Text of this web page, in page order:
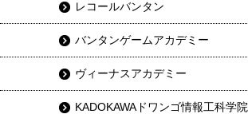
レコールバンタン
バンタンゲームアカデミー
ヴィーナスアカデミー
KADOKAWAドワンゴ情報工科学院